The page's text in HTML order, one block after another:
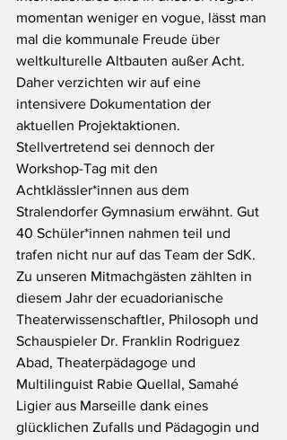
momentan weniger en vogue, lässt man
mal die kommunale Freude über
weltkulturelle Altbauten außer Acht.
Daher verzichten wir auf eine
intensivere Dokumentation der
aktuellen Projektaktionen.
Stellvertretend sei dennoch der
Workshop-Tag mit den
Achtklässler*innen aus dem
Stralendorfer Gymnasium erwähnt. Gut
40 Schüler*innen nahmen teil und
trafen nicht nur auf das Team der SdK.
Zu unseren Mitmachgästen zählten in
diesem Jahr der ecuadorianische
Theaterwissenschaftler, Philosoph und
Schauspieler Dr. Franklin Rodriguez
Abad, Theaterpädagoge und
Multilinguist Rabie Quellal, Samahé
Ligier aus Marseille dank eines
glücklichen Zufalls und Pädagogin und